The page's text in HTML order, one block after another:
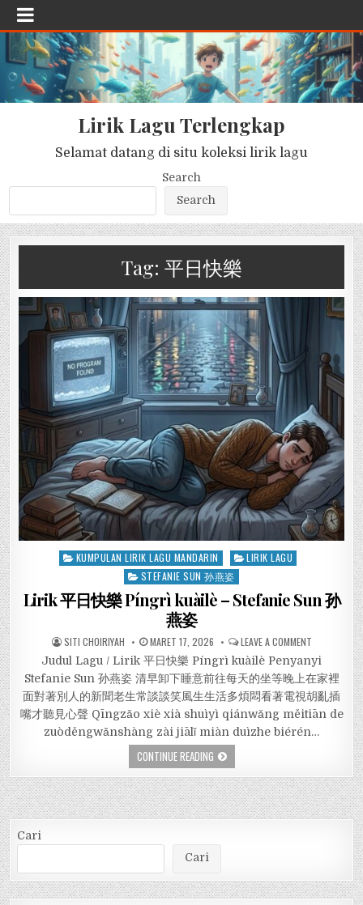
Lirik Lagu Terlengkap
Selamat datang di situ koleksi lirik lagu
Search
Search
Tag: 平日快樂
Posted
KUMPULAN LIRIK LAGU MANDARIN
LIRIK LAGU
STEFANIE SUN 孙燕姿
Lirik 平日快樂 Píngrì kuàilè – Stefanie Sun 孙
燕姿
SITI CHOIRIYAH MARET 17, 2026 LEAVE A COMMENT
Judul Lagu / Lirik 平日快樂 Píngrì kuàilè Penyanyi
Stefanie Sun 孙燕姿 清早卸下睡意前往每天的坐等晚上在家裡
面對著別人的新聞老生常談談笑風生生活多煩悶看著電視胡亂插
嘴才聽見心聲 Qīngzǎo xiè xià shuìyì qiánwǎng měitiān de
zuòděngwǎnshàng zài jiālǐ miàn duìzhe biérén…
CONTINUE READING
Cari
Cari